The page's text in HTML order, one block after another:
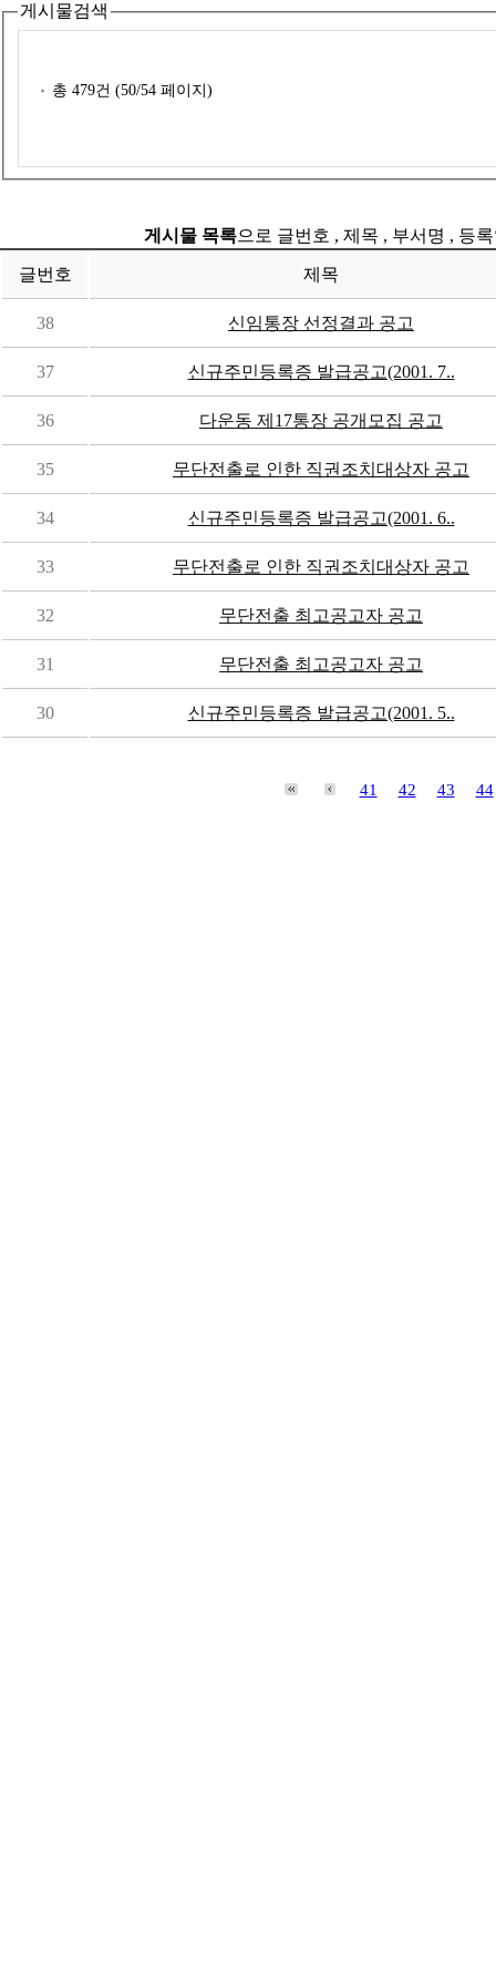
게시물검색
총 479건 (50/54 페이지)
게시물 목록으로 글번호 , 제목 , 부서명 , 등
글번호 제목
38 신임통장 선정결과 공고
37 신규주민등록증 발급공고(2001. 7..
36 다운동 제17통장 공개모집 공고
35 무단전출로 인한 직권조치대상자 공고
34 신규주민등록증 발급공고(2001. 6..
33 무단전출로 인한 직권조치대상자 공고
32 무단전출 최고공고자 공고
31 무단전출 최고공고자 공고
30 신규주민등록증 발급공고(2001. 5..
41 42 43 44